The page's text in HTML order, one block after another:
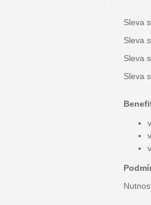
Sleva
Sleva
Sleva
Sleva